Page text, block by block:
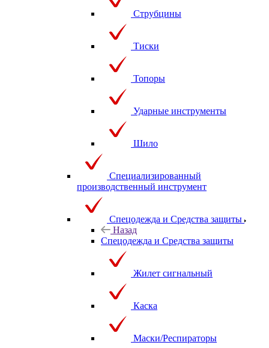
Струбцины
Тиски
Топоры
Ударные инструменты
Шило
Специализированный
производственный инструмент
Спецодежда и Средства защиты
Назад
Спецодежда и Средства защиты
Жилет сигнальный
Каска
Маски/Респираторы